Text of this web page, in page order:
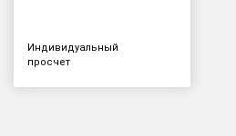
Индивидуальный
просчет